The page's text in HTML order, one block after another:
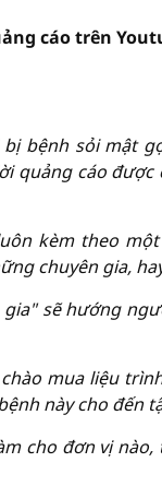
cáo trên
bệnh sỏi mật
quảng cáo
kèm theo
chuyên gia,
gia" sẽ hướng
mua liệu
này cho đến
cho đơn vị